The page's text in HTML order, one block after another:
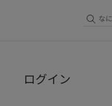
ログイン